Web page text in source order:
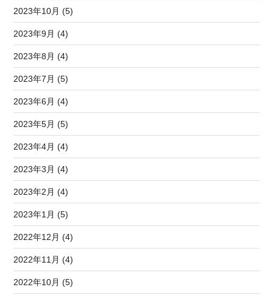
2023年10月 (5)
2023年9月 (4)
2023年8月 (4)
2023年7月 (5)
2023年6月 (4)
2023年5月 (5)
2023年4月 (4)
2023年3月 (4)
2023年2月 (4)
2023年1月 (5)
2022年12月 (4)
2022年11月 (4)
2022年10月 (5)